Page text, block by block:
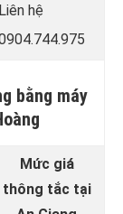
Liên hệ
bằng máy
Mức giá
thông tắc tại